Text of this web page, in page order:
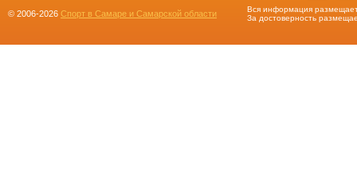
© 2006-2026 Спорт в Самаре и Самарской области
Вся информация
За достоверность